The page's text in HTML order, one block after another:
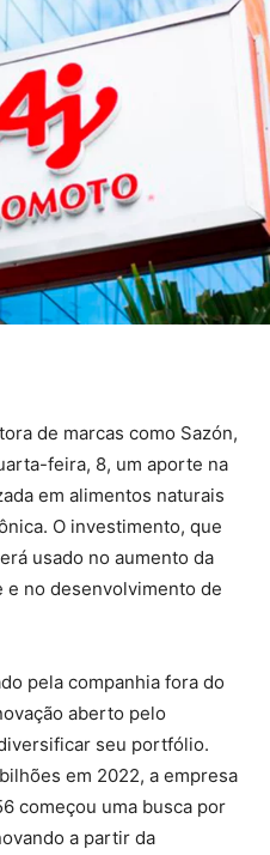
de marcas como Sazón,
feira, 8, um aporte na
em alimentos naturais
O investimento, que
usado no aumento da
e no desenvolvimento de
pela companhia fora do
aberto pelo
seu portfólio.
em 2022, a empresa
começou uma busca por
a partir da